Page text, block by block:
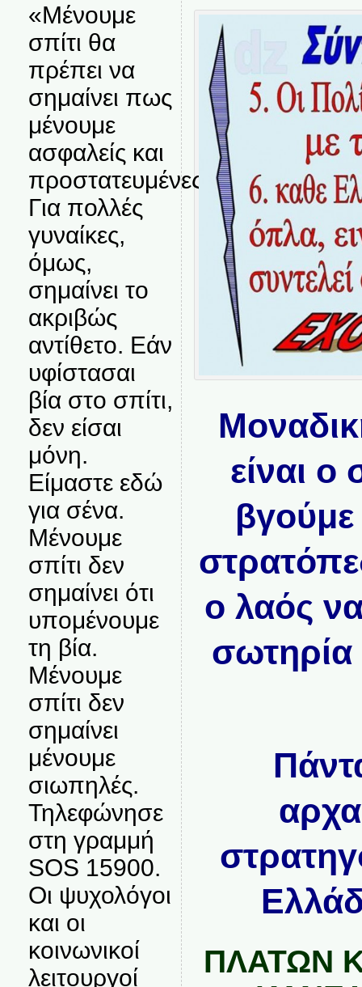
«Μένουμε
σπίτι θα
πρέπει να
σημαίνει πως
μένουμε
ασφαλείς και
προστατευμένες.
Για πολλές
γυναίκες,
όμως,
σημαίνει το
ακριβώς
αντίθετο. Εάν
υφίστασαι
βία στο σπίτι,
δεν είσαι
μόνη.
Είμαστε εδώ
για σένα.
Μένουμε
σπίτι δεν
σημαίνει ότι
υπομένουμε
τη βία.
Μένουμε
σπίτι δεν
σημαίνει
μένουμε
σιωπηλές.
Τηλεφώνησε
στη γραμμή
SOS 15900.
Οι ψυχολόγοι
και οι
κοινωνικοί
λειτουργοί
είναι ο
ο λαός
σωτηρία
ΠΛΑΤΩΝ